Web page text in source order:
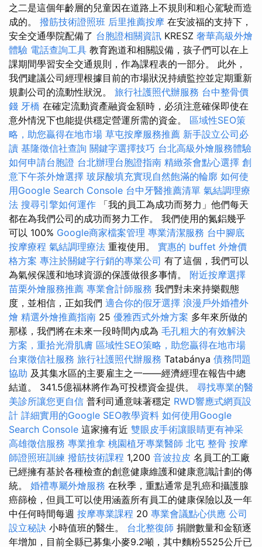
之二是這個年齡層的兒童因在道路上不規則和粗心駕駛而造
成的。 撥筋技術證照班 后里推薦按摩 在安波福的支持下，
安全交通學院配備了 台胞證相關資訊 KRESZ 奢華高級外燴
體驗 電話查詢工具 教育跑道和相關設備，孩子們可以在上
課期間學習安全交通規則，作為課程表的一部分。 此外，
我們建議公司經理根據目前的市場狀況持續監控並定期重新
規劃公司的流動性狀況。 旅行社護照代辦服務 台中整骨價
錢 牙橋 在確定流動資產融資金額時，必須注意確保即使在
意外情況下也能提供穩定營運所需的資金。 區域性SEO策
略，助您贏得在地市場 草屯按摩服務推薦 新手設立公司必
讀 基隆徵信社查詢 關鍵字選擇技巧 台北高級外燴服務體驗
如何申請台胞證 台北辦理台胞證指南 精緻茶會點心選擇 創
意下午茶外燴選擇 玻尿酸填充實現自然飽滿的輪廓 如何使
用Google Search Console 台中牙醫推薦清單 氣結調理療
法 搜尋引擎如何運作 「我的員工為成功而努力」他們每天
都在為我們公司的成功而努力工作。 我們使用的氮鋁幾乎
可以 100% Google商家檔案管理 專業清潔服務 台中腳底
按摩療程 氣結調理療法 重複使用。 實惠的 buffet 外燴價
格方案 專注於關鍵字行銷的專業公司 有了這個，我們可以
為氣候保護和地球資源的保護做很多事情。 附近按摩選擇
苗栗外燴服務推薦 專業會計師服務 我們對未來持樂觀態
度，並相信，正如我們 適合你的假牙選擇 浪漫戶外婚禮外
燴 精選外燴推薦指南 25 優雅西式外燴方案 多年來所做的
那樣，我們將在未來一段時間內成為 毛孔粗大的有效解決
方案，重拾光滑肌膚 區域性SEO策略，助您贏得在地市場
台東徵信社服務 旅行社護照代辦服務 Tatabánya 債務問題
協助 及其集水區的主要雇主之一——經濟經理在報告中總
結道。 341.5億福林將作為可投標資金提供。 尋找專業的醫
美診所讓您更自信 普利司通意味著穩定 RWD響應式網頁設
計 詳細實用的Google SEO教學資料 如何使用Google
Search Console 這家擁有近 雙眼皮手術讓眼睛更有神采
高雄徵信服務 專業推拿 桃園植牙專業醫師 北屯 整骨 按摩
師證照班訓練 撥筋技術課程 1,200 音波拉皮 名員工的工廠
已經擁有基於各種檢查的創意健康維護和健康意識計劃的傳
統。 婚禮專屬外燴服務 在秋季，重點通常是乳癌和攝護腺
癌篩檢，但員工可以使用涵蓋所有員工的健康保險以及一年
中任何時間每週 按摩專業課程 20 專業會議點心供應 公司
設立秘訣 小時值班的醫生。 台北整復師 捐贈數量和金額逐
年增加，目前全縣已募集小麥9.2噸，其中麵粉5525公斤已